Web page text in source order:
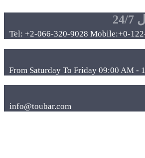
7
Tel: +2-066-320-9028 Mobile:+0-
From Saturday To Friday 09:00 AM -
info@toubar.com